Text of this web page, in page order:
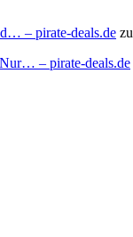
– pirate-deals.de zu
– pirate-deals.de